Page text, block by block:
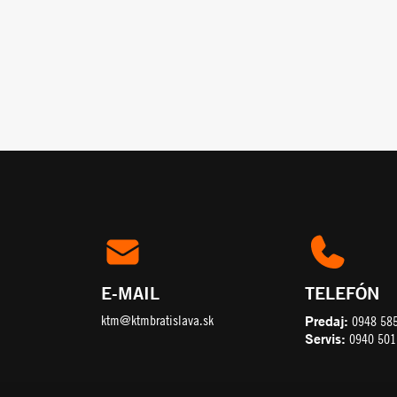
E-MAIL
ktm@ktmbratislava.sk
TELEFÓN
Predaj: 0948
Servis: 0940